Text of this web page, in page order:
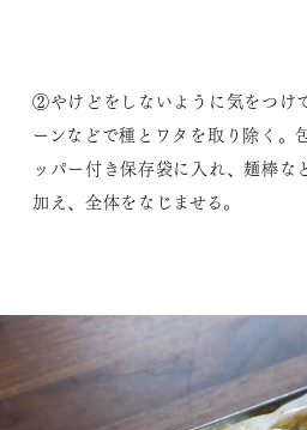
②やけどをしないように気をつけ
ーンなどで種とワタを取り除く。
ッパー付き保存袋に入れ、麺棒な
加え、全体をなじませる。